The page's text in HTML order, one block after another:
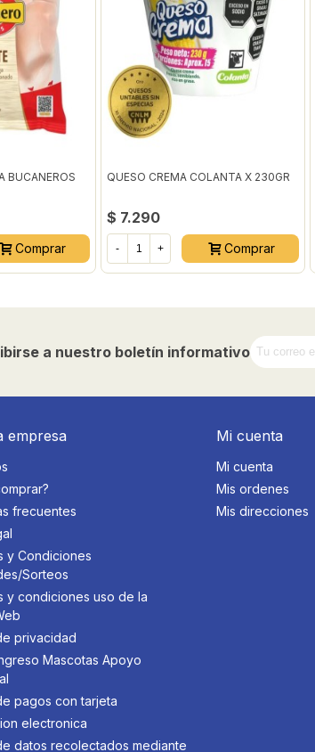
BUCANEROS
Comprar
QUESO CREMA COLANTA X 230GR
$ 7.290
- + Comprar
a nuestro boletín informativo
empresa
frecuentes
y Condiciones
Sorteos
y condiciones uso de la
privacidad
Mascotas Apoyo
pagos con tarjeta
electronica
datos recolectados mediante
Mi cuenta
Mi cuenta
Mis ordenes
Mis direcciones